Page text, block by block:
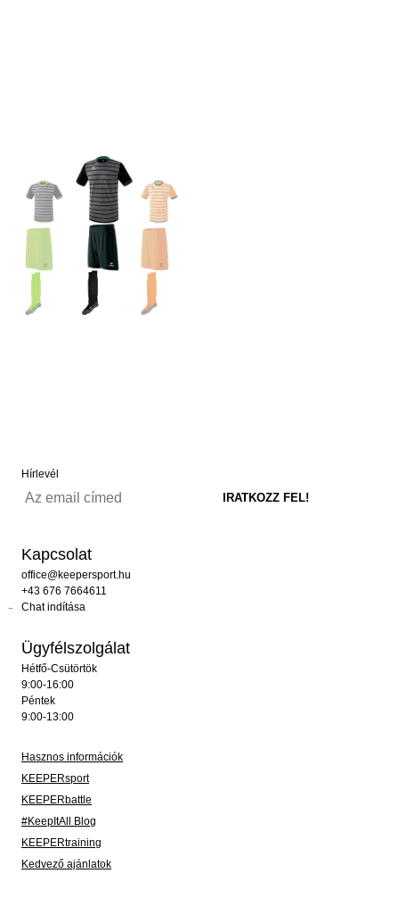
Hírlevél
Kapcsolat
office@keepersport.hu
+43 676 7664611
Chat indítása
Ügyfélszolgálat
Hétfő-Csütörtök
9:00-16:00
Péntek
9:00-13:00
Hasznos információk
KEEPERsport
KEEPERbattle
#KeepItAll Blog
KEEPERtraining
Kedvező ajánlatok